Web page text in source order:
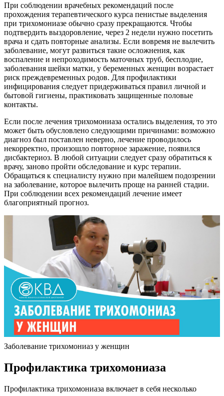
При соблюдении врачебных рекомендаций после
прохождения терапевтического курса пенистые выделения
при трихомониазе обычно сразу прекращаются. Чтобы
подтвердить выздоровление, через 2 недели нужно посетить
врача и сдать повторные анализы. Если вовремя не вылечить
заболевание, могут развиться такие осложнения, как
воспаление и непроходимость маточных труб, бесплодие,
заболевания шейки матки, у беременных женщин возрастает
риск преждевременных родов. Для профилактики
инфицирования следует придерживаться правил личной и
бытовой гигиены, практиковать защищенные половые
контакты.
Если после лечения трихомониаза остались выделения, то это
может быть обусловлено следующими причинами: возможно
диагноз был поставлен неверно, лечение проводилось
некорректно, произошло повторное заражение, появился
дисбактериоз. В любой ситуации следует сразу обратиться к
врачу, заново пройти обследование и курс терапии.
Обращаться к специалисту нужно при малейшем подозрении
на заболевание, которое вылечить проще на ранней стадии.
При соблюдении всех рекомендаций лечение имеет
благоприятный прогноз.
Заболевание трихомониаз у женщин
Профилактика трихомониаза
Профилактика трихомониаза включает в себя несколько